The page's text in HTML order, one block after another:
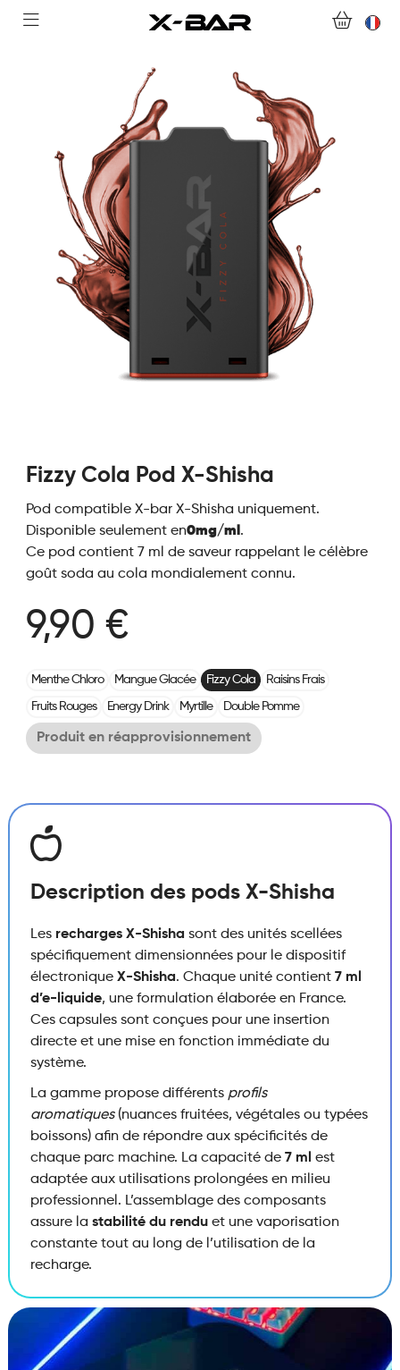
COLLECTIONS
NOUS CONTACTER
FOIRE AUX QUESTIONS
DEVENIR REVENDEUR
MON COMPTE
Fizzy Cola Pod X-Shisha
Pod compatible X-bar X-Shisha uniquement.
Disponible seulement en0mg/ml .
Ce pod contient 7 ml de saveur rappelant le célèbre
goût soda au cola mondialement connu.
9,90 €
Menthe Chloro Mangue Glacée Fizzy Cola Raisins Frais
Fruits Rouges Energy Drink Myrtille Double Pomme
Produit en réapprovisionnement
Description des pods X-Shisha
Les recharges X-Shisha sont des unités scellées
spécifiquement dimensionnées pour le dispositif
électronique X-Shisha. Chaque unité contient 7 ml
d’e-liquide, une formulation élaborée en France.
Ces capsules sont conçues pour une insertion
directe et une mise en fonction immédiate du
système.
La gamme propose différents profils
aromatiques(nuances fruitées, végétales ou typées
boissons) afin de répondre aux spécificités de
chaque parc machine. La capacité de 7 ml est
adaptée aux utilisations prolongées en milieu
professionnel. L’assemblage des composants
assure la stabilité du renduet une vaporisation
constante tout au long de l’utilisation de la
recharge.